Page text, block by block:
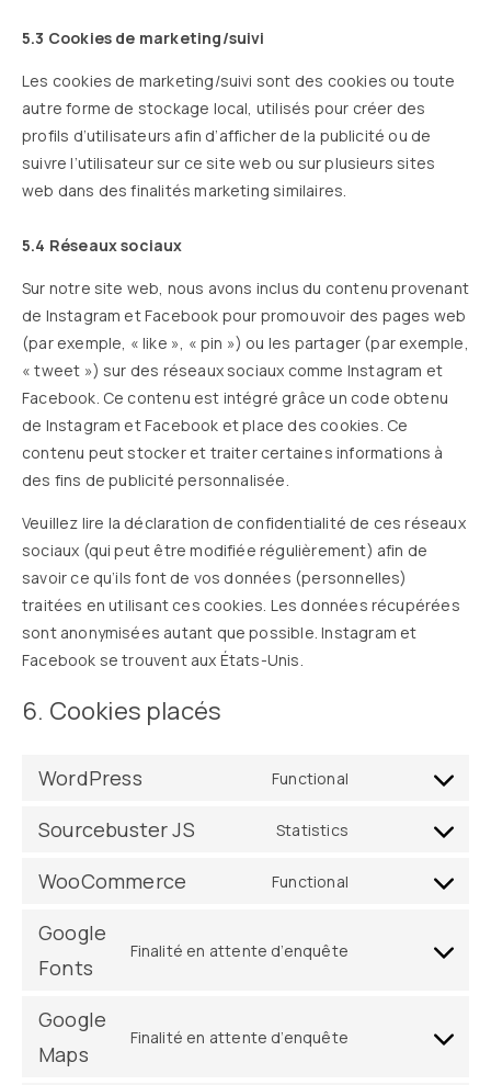
5.3 Cookies de marketing/suivi
Les cookies de marketing/suivi sont des cookies ou toute
autre forme de stockage local, utilisés pour créer des
profils d’utilisateurs afin d’afficher de la publicité ou de
suivre l’utilisateur sur ce site web ou sur plusieurs sites
web dans des finalités marketing similaires.
5.4 Réseaux sociaux
Sur notre site web, nous avons inclus du contenu provenant
de Instagram et Facebook pour promouvoir des pages web
(par exemple, « like », « pin ») ou les partager (par exemple,
« tweet ») sur des réseaux sociaux comme Instagram et
Facebook. Ce contenu est intégré grâce un code obtenu
de Instagram et Facebook et place des cookies. Ce
contenu peut stocker et traiter certaines informations à
des fins de publicité personnalisée.
Veuillez lire la déclaration de confidentialité de ces réseaux
sociaux (qui peut être modifiée régulièrement) afin de
savoir ce qu’ils font de vos données (personnelles)
traitées en utilisant ces cookies. Les données récupérées
sont anonymisées autant que possible. Instagram et
Facebook se trouvent aux États-Unis.
6. Cookies placés
WordPress Functional
Sourcebuster JS Statistics
WooCommerce Functional
Google
Fonts
Finalité en attente d’enquête
Google
Maps
Finalité en attente d’enquête